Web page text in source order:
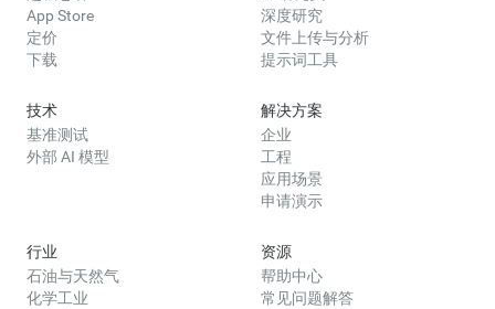
App Store
定价
下载
深度研究
文件上传与分析
提示词工具
技术
基准测试
外部 AI 模型
解决方案
企业
工程
应用场景
申请演示
行业
石油与天然气
化学工业
资源
帮助中心
常见问题解答